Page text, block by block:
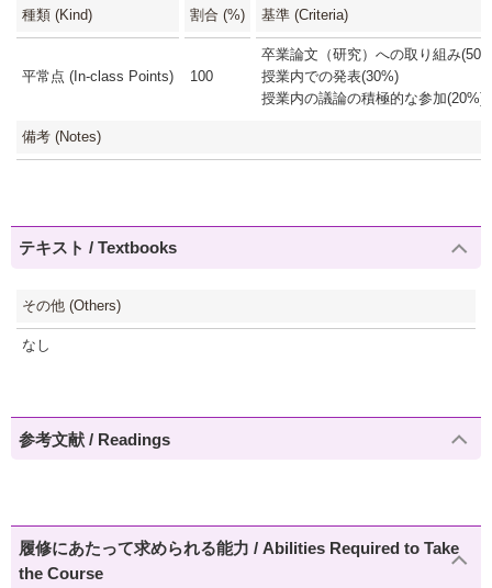
種類 (Kind) 割合 (%) 基準 (Criteria)
平常点 (In-class Points) 100
卒業論文（研究）への取り組み
授業内での発表(30%)
授業内の議論の積極的な参加(20%)
備考 (Notes)
テキスト / Textbooks
その他 (Others)
なし
参考文献 / Readings
履修にあたって求められる能力 / Abilities Required to Take
the Course